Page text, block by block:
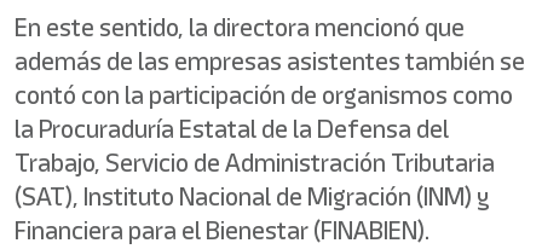
En este sentido, la directora mencionó que
además de las empresas asistentes también se
contó con la participación de organismos como
la Procuraduría Estatal de la Defensa del
Trabajo, Servicio de Administración Tributaria
(SAT), Instituto Nacional de Migración (INM) y
Financiera para el Bienestar (FINABIEN).